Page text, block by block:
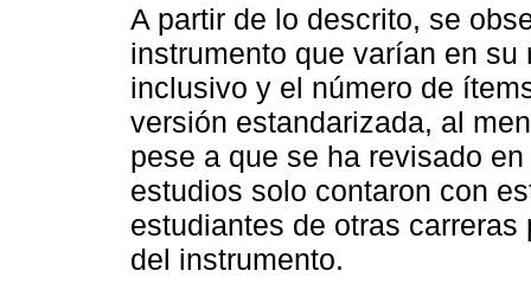
A partir de lo descrito, se
instrumento que varían en
inclusivo y el número de
versión estandarizada, al
pese a que se ha revisado
estudios solo contaron con
estudiantes de otras
del instrumento.